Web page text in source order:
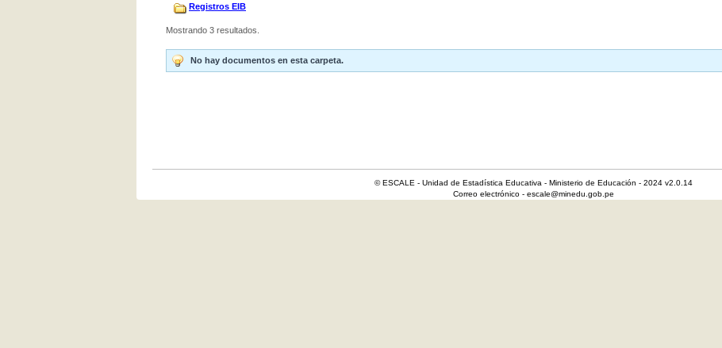
Registros EIB
Mostrando 3 resultados.
No hay documentos en esta carpeta.
© ESCALE - Unidad de Estadística Educativa - Ministerio de Educación - 2024 v2.0.14
Correo electrónico - escale@minedu.gob.pe